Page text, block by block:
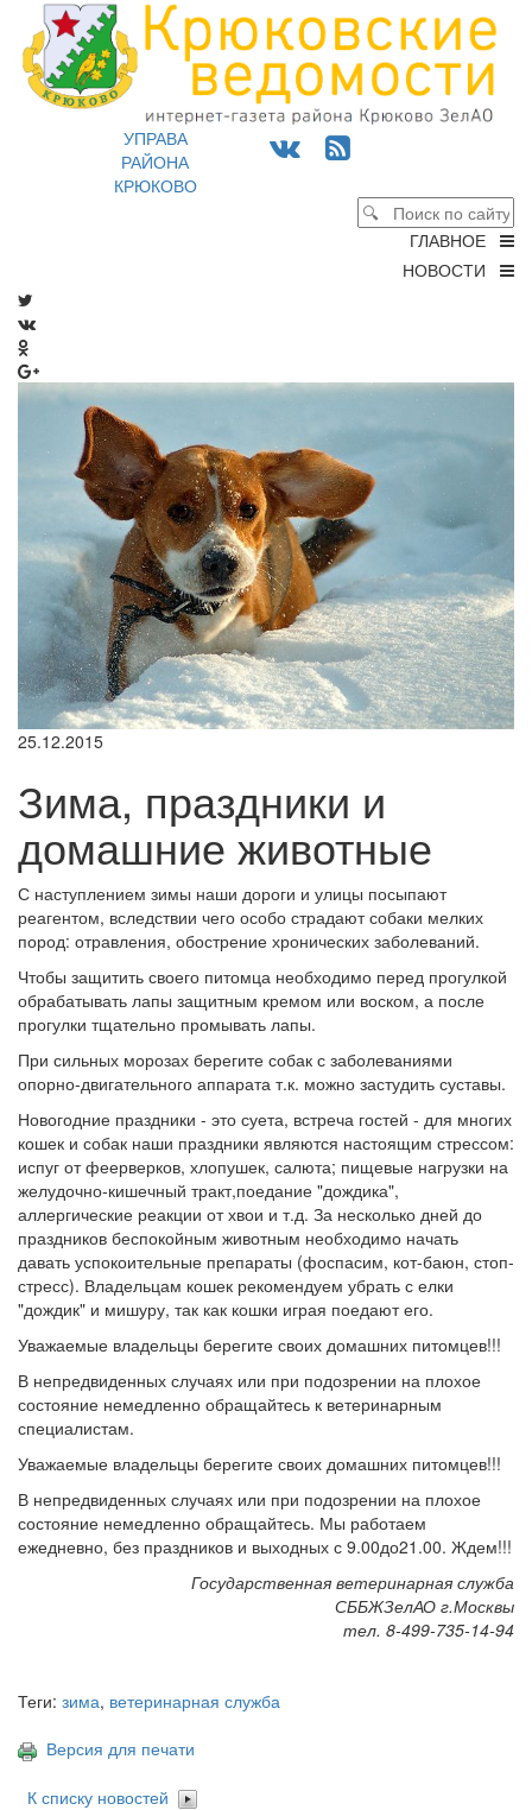
УПРАВА
РАЙОНА
КРЮКОВО
ГЛАВНОЕ
НОВОСТИ
25.12.2015
Зима, праздники и
домашние животные
С наступлением зимы наши дороги и улицы посыпают
реагентом, вследствии чего особо страдают собаки мелких
пород: отравления, обострение хронических заболеваний.
Чтобы защитить своего питомца необходимо перед прогулкой
обрабатывать лапы защитным кремом или воском, а после
прогулки тщательно промывать лапы.
При сильных морозах берегите собак с заболеваниями
опорно-двигательного аппарата т.к. можно застудить суставы.
Новогодние праздники - это суета, встреча гостей - для многих
кошек и собак наши праздники являются настоящим стрессом:
испуг от феерверков, хлопушек, салюта; пищевые нагрузки на
желудочно-кишечный тракт,поедание "дождика",
аллергические реакции от хвои и т.д. За несколько дней до
праздников беспокойным животным необходимо начать
давать успокоительные препараты (фоспасим, кот-баюн, стоп-
стресс). Владельцам кошек рекомендуем убрать с елки
"дождик" и мишуру, так как кошки играя поедают его.
Уважаемые владельцы берегите своих домашних питомцев!!!
В непредвиденных случаях или при подозрении на плохое
состояние немедленно обращайтесь к ветеринарным
специалистам.
Уважаемые владельцы берегите своих домашних питомцев!!!
В непредвиденных случаях или при подозрении на плохое
состояние немедленно обращайтесь. Мы работаем
ежедневно, без праздников и выходных с 9.00до21.00. Ждем!!!
Государственная ветеринарная служба
СББЖЗелАО г.Москвы
тел. 8-499-735-14-94
Теги: зима, ветеринарная служба
Версия для печати
К списку новостей